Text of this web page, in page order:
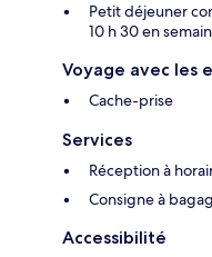
Petit déjeuner
10 h 30 en
Voyage avec les
Cache-prise
Services
Réception à
Consigne à
Accessibilité